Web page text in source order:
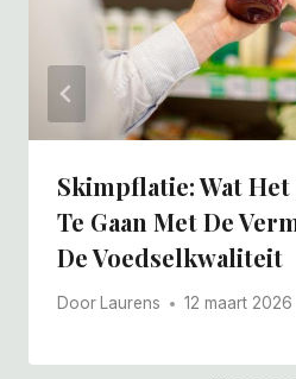
Skimpflatie: Wat Het
Te Gaan Met De
De Voedselkwaliteit
Door Laurens 12 maart 2026